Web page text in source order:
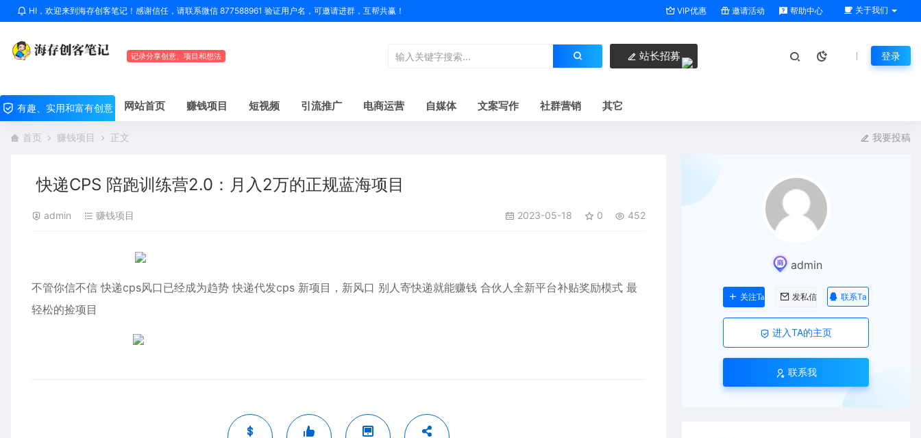
HI，欢迎来到海存创客笔记！感谢信任，请联系微信 877588961 验证用户名，可邀请进群，互帮共赢！ VIP优惠 邀请活动 帮助中心 关于我们
记录分享创意、项目和想法 站长招募 登录
有趣、实用和富有创意 网站首页 赚钱项目 短视频 引流推广 电商运营 自媒体 文案写作 社群营销 其它
首页 赚钱项目 正文 我要投稿
快递CPS 陪跑训练营2.0：月入2万的正规蓝海项目
admin 赚钱项目 2023-05-18 0 452
不管你信不信 快递cps风口已经成为趋势 快递代发cps 新项目，新风口 别人寄快递就能赚钱 合伙人全新平台补贴奖励模式 最
轻松的捡项目
admin
关注Ta 发私信 联系Ta
进入TA的主页
联系我